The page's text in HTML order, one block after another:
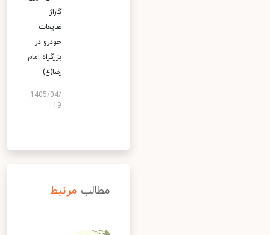
گاراژ
ضایعات
خودرو در
بزرگراه امام
رضا(ع)
1405/04/
19
مطالب مرتبط